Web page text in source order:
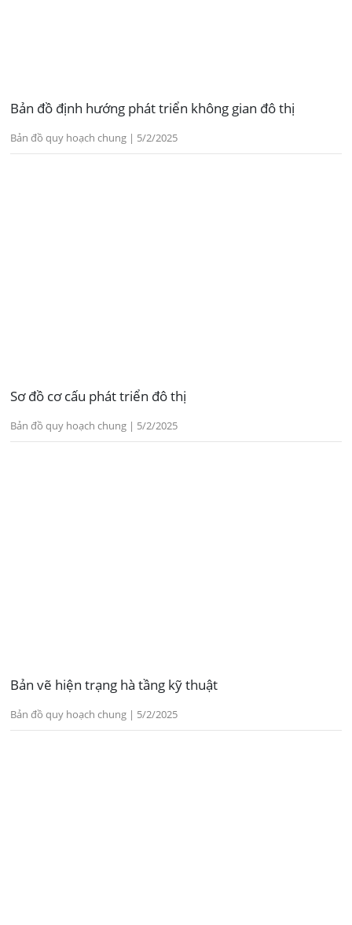
Bản đồ định hướng phát triển không gian đô thị
Bản đồ quy hoạch chung | 5/2/2025
Sơ đồ cơ cấu phát triển đô thị
Bản đồ quy hoạch chung | 5/2/2025
Bản vẽ hiện trạng hà tầng kỹ thuật
Bản đồ quy hoạch chung | 5/2/2025